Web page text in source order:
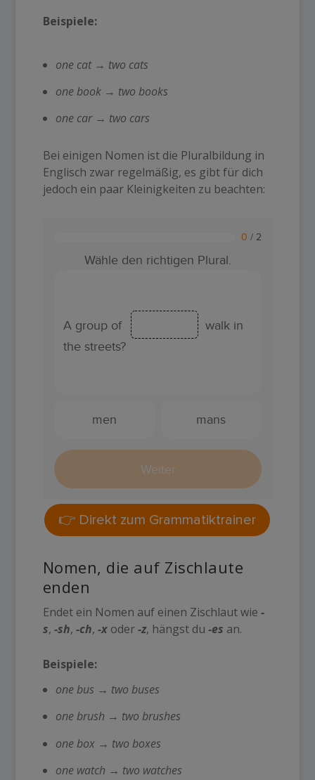
Beispiele:
one cat → two cats
one book → two books
one car → two cars
Bei einigen Nomen ist die Pluralbildung in
Englisch zwar regelmäßig, es gibt für dich
jedoch ein paar Kleinigkeiten zu beachten:
👉 Direkt zum Grammatiktrainer
Nomen, die auf Zischlaute
enden
Endet ein Nomen auf einen Zischlaut wie -
s, -sh, -ch, -xoder-z, hängst du -es an.
Beispiele:
one bus → two buses
one brush → two brushes
one box → two boxes
one watch → two watches